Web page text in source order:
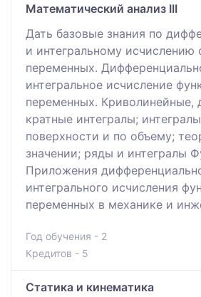
Математический анализ III
Дать базовые знания по
и интегральному исчислению
переменных.
интегральное исчисление
переменных. Криволинейные,
кратные интегралы;
поверхности и по объему;
значении; ряды и интегралы
Приложения
интегрального исчисления
переменных в механике и
Год обучения - 2
Кредитов - 5
Статика и кинематика